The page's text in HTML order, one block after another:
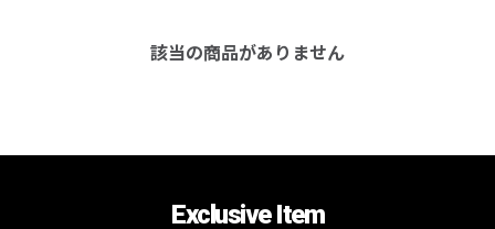
該当の商品がありません
Exclusive Item